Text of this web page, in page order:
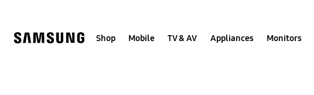
Shop Mobile TV & AV Appliances Monitors